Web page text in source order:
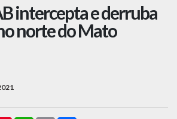
intercepta e derruba
norte do Mato